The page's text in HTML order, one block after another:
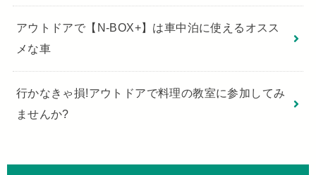
アウトドアで【N-BOX+】は車中泊に使えるオスス
メな車
行かなきゃ損!アウトドアで料理の教室に参加してみ
ませんか?